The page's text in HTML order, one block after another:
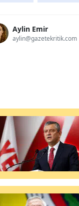
Aylin Emir
aylin@gazetekritik.com